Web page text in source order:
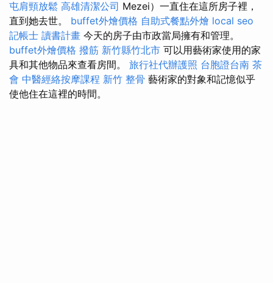
屯肩頸放鬆 高雄清潔公司 Mezei）一直住在這所房子裡，
直到她去世。 buffet外燴價格 自助式餐點外燴 local seo
記帳士 讀書計畫 今天的房子由市政當局擁有和管理。
buffet外燴價格 撥筋 新竹縣竹北市 可以用藝術家使用的家
具和其他物品來查看房間。 旅行社代辦護照 台胞證台南 茶
會 中醫經絡按摩課程 新竹 整骨 藝術家的對象和記憶似乎
使他住在這裡的時間。